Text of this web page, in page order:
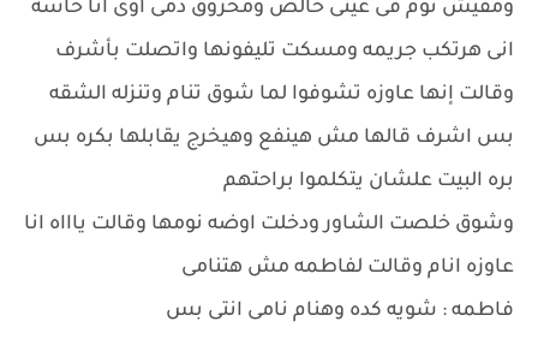
ومفيش نوم فى عينى خالص ومحروق دمى اوى انا حاسه
انى هرتكب جريمه ومسكت تليفونها واتصلت بأشرف
وقالت إنها عاوزه تشوفوا لما شوق تنام وتنزله الشقه
بس اشرف قالها مش هينفع وهيخرج يقابلها بكره بس
بره البيت علشان يتكلموا براحتهم
وشوق خلصت الشاور ودخلت اوضه نومها وقالت ياااه انا
عاوزه انام وقالت لفاطمه مش هتنامى
فاطمه : شويه كده وهنام نامى انتى بس